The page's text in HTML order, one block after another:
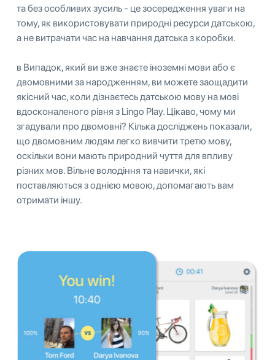
та без особливих зусиль - це зосередження уваги на
тому, як використовувати природні ресурси датською,
а не витрачати час на навчання датська з коробки.
в Випадок, який ви вже знаєте іноземні мови або є
двомовними за народженням, ви можете заощадити
якісний час, коли дізнаєтесь датською мову на мові
вдосконаленого рівня з Lingo Play. Цікаво, чому ми
згадували про двомовні? Кілька досліджень показали,
що двомовним людям легко вивчити третю мову,
оскільки вони мають природний чуття для впливу
різних мов. Вільне володіння та навички, які
поставляються з однією мовою, допомагають вам
отримати іншу.